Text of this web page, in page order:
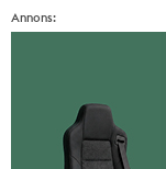
Annons: